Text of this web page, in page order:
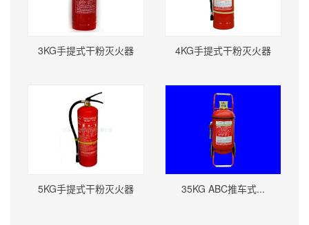
3KG手提式干粉灭火器 4KG手提式干粉灭火器
5KG手提式干粉灭火器 35KG ABC推车式...